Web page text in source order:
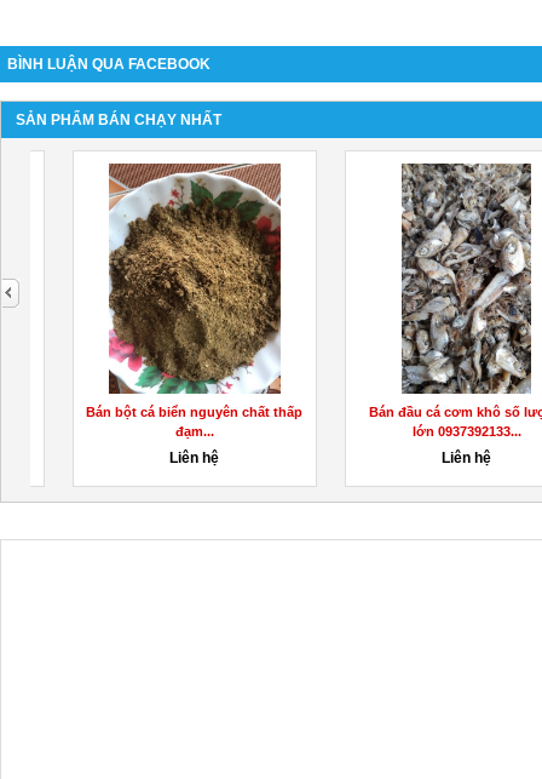
BÌNH LUẬN QUA FACEBOOK
SẢN PHẨM BÁN CHẠY NHẤT
Bán bột cá biển nguyên chất thấp
đạm...
Liên hệ
Bán đầu cá cơm khô số lượng
lớn 0937392133...
Liên hệ
next